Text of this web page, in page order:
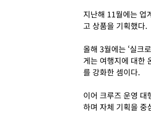
지난해 11월에는 업
고 상품을 기획했다.
올해 3월에는 ‘실크
게는 여행지에 대한
를 강화한 셈이다.
이어 크루즈 운영 대
하며 자체 기획을 중